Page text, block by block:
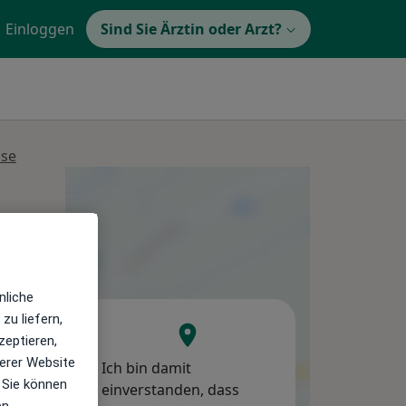
Einloggen Sind Sie Ärztin oder Arzt?
Ich bin damit
einverstanden, dass
liefern,
Website
können